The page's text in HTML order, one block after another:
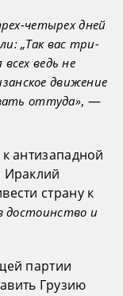
четырех дней
„Так вас три-
ведь не
движение
оттуда», —
антизападной
Ираклий
страну к
достоинство и
партии
Грузию